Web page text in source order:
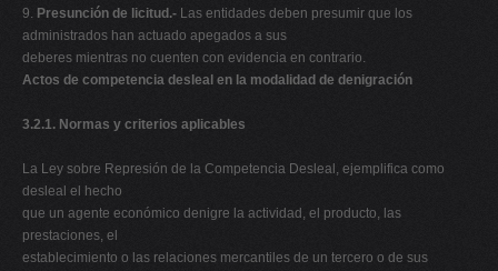
9. Presunción de licitud.- Las entidades deben presumir que los
administrados han actuado apegados a sus
deberes mientras no cuenten con evidencia en contrario.
Actos de competencia desleal en la modalidad de denigración
3.2.1. Normas y criterios aplicables
La Ley sobre Represión de la Competencia Desleal, ejemplifica como
desleal el hecho
que un agente económico denigre la actividad, el producto, las
prestaciones, el
establecimiento o las relaciones mercantiles de un tercero o de sus